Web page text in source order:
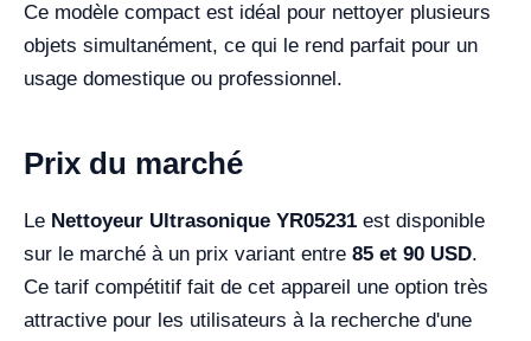
Ce modèle compact est idéal pour nettoyer plusieurs
objets simultanément, ce qui le rend parfait pour un
usage domestique ou professionnel.
Prix du marché
Le Nettoyeur Ultrasonique YR05231 est disponible
sur le marché à un prix variant entre 85 et 90 USD.
Ce tarif compétitif fait de cet appareil une option très
attractive pour les utilisateurs à la recherche d'une